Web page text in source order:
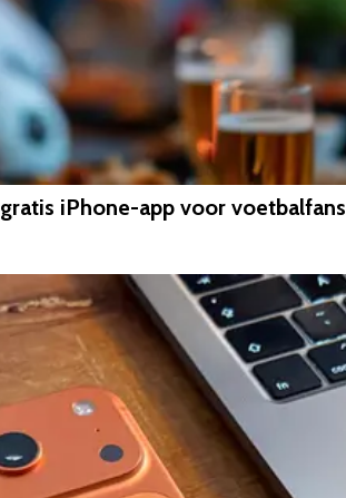
iPhone-app voor voetbalfans